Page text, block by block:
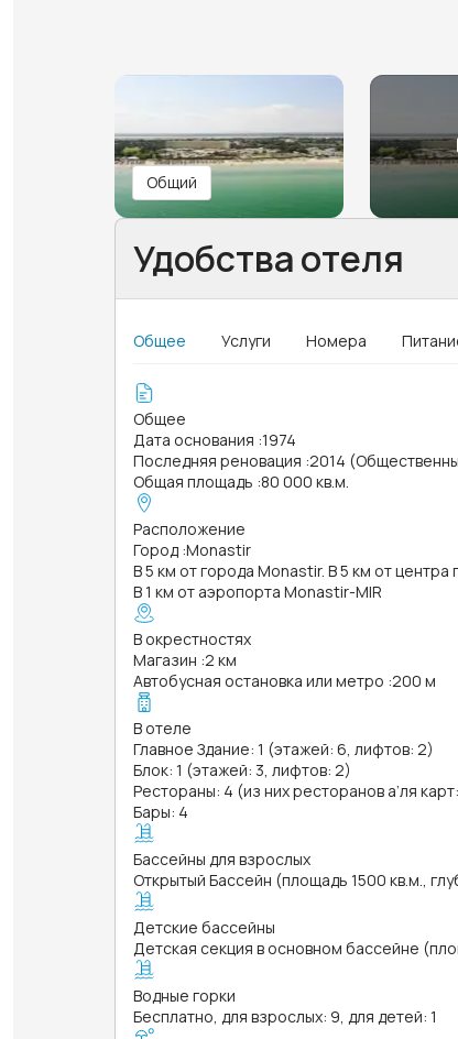
Общий
Удобства отеля
Общее Услуги Номера
Общее
Дата основания :1974
Последняя реновация :2014
Общая площадь :80 000 кв.м.
Расположение
Город :Monastir
В 5 км от города Monastir. В 5 км от
В 1 км от аэропорта Monastir-MIR
В окрестностях
Магазин :2 км
Автобусная остановка или метро :200 м
В отеле
Главное Здание: 1 (этажей: 6, лифтов: 2)
Блок: 1 (этажей: 3, лифтов: 2)
Рестораны: 4 (из них ресторанов а’ля
Бары: 4
Бассейны для взрослых
Открытый Бассейн (площадь 1500 кв.м.,
Детские бассейны
Детская секция в основном бассейне
Водные горки
Бесплатно, для взрослых: 9, для детей: 1